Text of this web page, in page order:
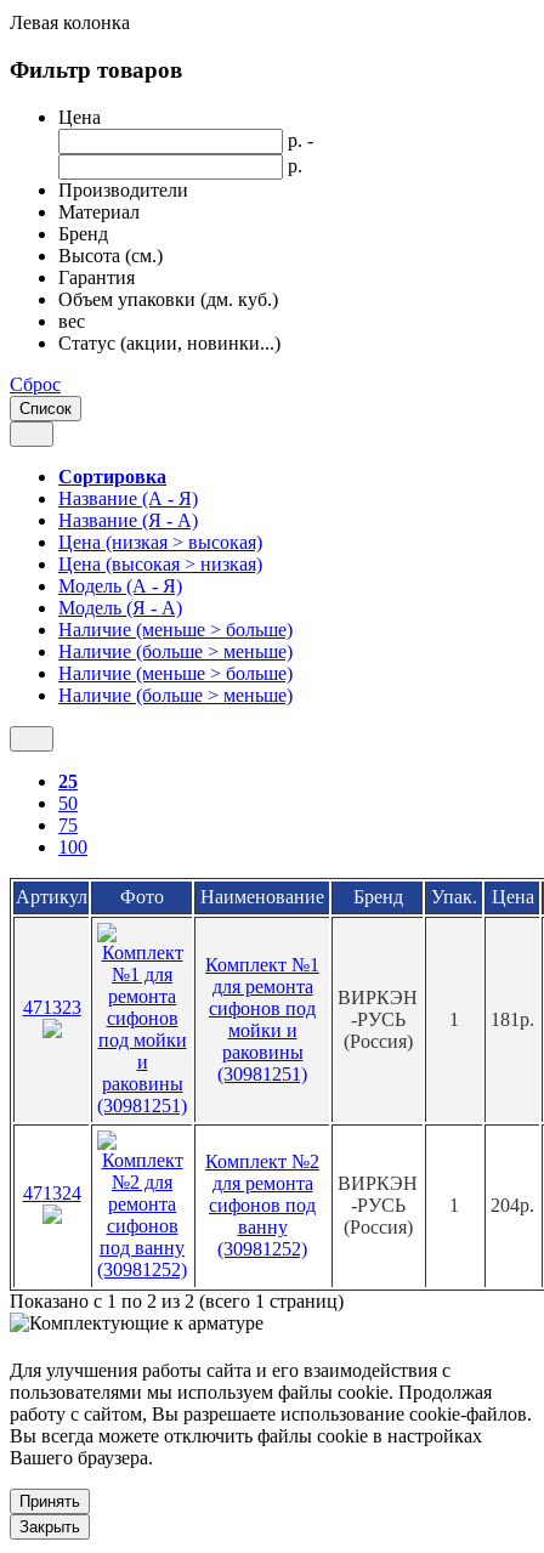
Левая колонка
Фильтр товаров
Цена
р. -
р.
Производители
Материал
Бренд
Высота (см.)
Гарантия
Объем упаковки (дм. куб.)
вес
Статус (акции, новинки...)
Сброс
Список
Сортировка
Название (А - Я)
Название (Я - А)
Цена (низкая > высокая)
Цена (высокая > низкая)
Модель (А - Я)
Модель (Я - А)
Наличие (меньше > больше)
Наличие (больше > меньше)
Наличие (меньше > больше)
Наличие (больше > меньше)
25
50
75
100
Артикул Фото Наименование Бренд Упак. Цена
471323
Комплект №1
для ремонта
сифонов под
мойки и
раковины
(30981251)
ВИРКЭН
-РУСЬ
(Россия)
1 181р.
471324
Комплект №2
для ремонта
сифонов под
ванну
(30981252)
ВИРКЭН
-РУСЬ
(Россия)
1 204р.
Показано с 1 по 2 из 2 (всего 1 страниц)
Для улучшения работы сайта и его взаимодействия с
пользователями мы используем файлы cookie. Продолжая
работу с сайтом, Вы разрешаете использование cookie-файлов.
Вы всегда можете отключить файлы cookie в настройках
Вашего браузера.
Принять
Закрыть